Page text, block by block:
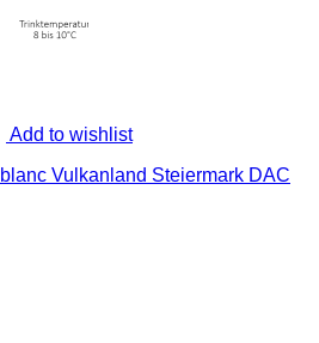
Add to wishlist
Vulkanland Steiermark DAC